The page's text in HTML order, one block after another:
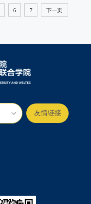
6 7 下一页
友情链接